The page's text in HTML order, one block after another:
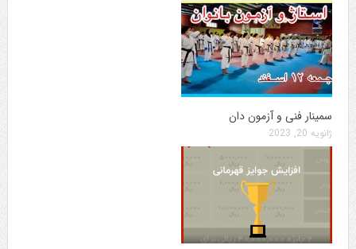
سمینار فنی و آزمون دان
ژانویه 20, 2023